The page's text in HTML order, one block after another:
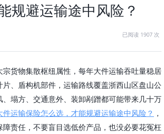
规避运输途中风险？
已阅读 1907 次
货物集散枢纽属性，每年大件运输吞吐量稳居
、盾构机部件，运输路线覆盖浙西山区盘山公
塌方、交通意外、装卸剐蹭都可能带来几十万
件运输保险怎么选，才能规避运输途中风险？ ，
责任，不要盲目选低价产品，也没必要花冤枉